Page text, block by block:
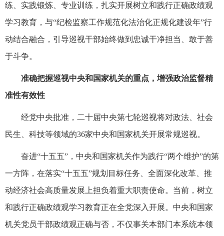
练、实践锻炼、专业训练，扎实开展树立和践行正确政绩观
学习教育，与“纪检监察工作规范化法治化正规化建设年”行
动结合融合，引导巡视干部始终做到忠诚干净担当、敢于善
于斗争。
准确把握巡视中央和国家机关的重点，增强政治监督精
准性有效性
经党中央批准，二十届中央第七轮巡视将对政法、社会
民生、科技等领域的36家中央和国家机关开展常规巡视。
奋进“十五五”，中央和国家机关作为践行“两个维护”的第
一方阵，在落实“十五五”规划目标任务、全面深化改革、推
动经济社会高质量发展上担负着重大职责使命。当前，树立
和践行正确政绩观学习教育正在全党深入开展。中央和国家
机关党员干部政绩观正确与否，不仅事关本部门本系统本领